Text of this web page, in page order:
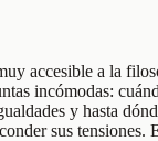
accesible a la
incómodas:
y hasta
sus